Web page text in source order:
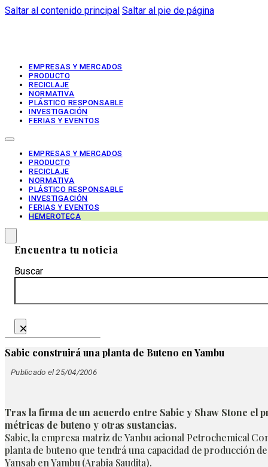
Saltar al contenido principal Saltar al pie de página
EMPRESAS Y MERCADOS
PRODUCTO
RECICLAJE
NORMATIVA
PLÁSTICO RESPONSABLE
INVESTIGACIÓN
FERIAS Y EVENTOS
EMPRESAS Y MERCADOS
PRODUCTO
RECICLAJE
NORMATIVA
PLÁSTICO RESPONSABLE
INVESTIGACIÓN
FERIAS Y EVENTOS
HEMEROTECA
Encuentra tu noticia
Buscar
×
Sabic construirá una planta de Buteno en Yambu
Publicado el 25/04/2006
Tras la firma de un acuerdo entre Sabic y Shaw Stone el
métricas de buteno y otras sustancias.
Sabic, la empresa matriz de Yanbu acional Petrochemical
planta de buteno que tendrá una capacidad de producción
Yansab en Yambu (Arabia Saudita).